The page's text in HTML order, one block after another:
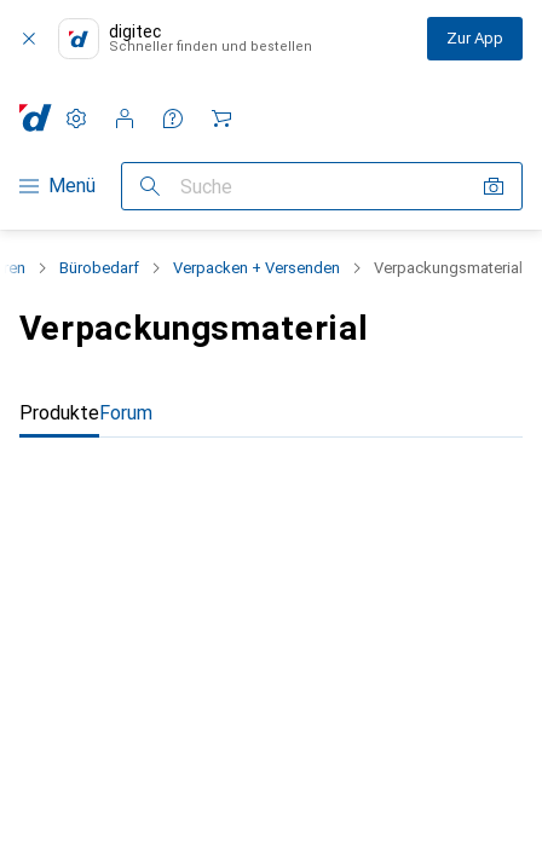
digitec
Schneller finden und bestellen Zur App
Navigation nach Kategorien
Menü Suche
Einstellungen
Kundenkonto
Vergleichslisten
Merklisten
Warenkorb
Bürobedarf Verpacken + Versenden Verpackungsmaterial
Verpackungsmaterial
ProdukteForum